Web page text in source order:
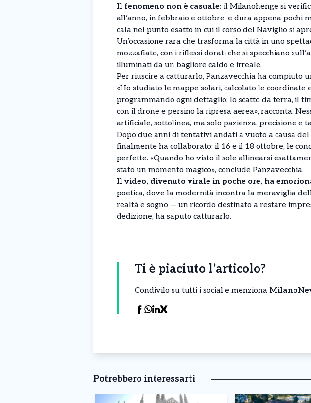
Il fenomeno non è casuale: il Milanohenge si
all’anno, in febbraio e ottobre, e dura appena pochi
cala nel punto esatto in cui il corso del Naviglio si
Un’occasione rara che trasforma la città in uno
mozzafiato, con i riflessi dorati che si specchiano
illuminati da un bagliore caldo e irreale.
Per riuscire a catturarlo, Panzavecchia ha compiuto
«Ho studiato le mappe solari, calcolato le coordinate
programmando ogni dettaglio: lo scatto da terra, il
con il drone e persino la ripresa aerea», racconta.
artificiale, sottolinea, ma solo pazienza, precisione e
Dopo due anni di tentativi andati a vuoto a causa
finalmente ha collaborato: il 16 e il 18 ottobre, le
perfette. «Quando ho visto il sole allinearsi
stato un momento magico», conclude Panzavecchia.
Il video, divenuto virale in poche ore, ha
poetica, dove la modernità incontra la meraviglia
realtà e sogno — un ricordo destinato a restare
dedizione, ha saputo catturarlo.
Ti è piaciuto l’articolo?
Condivilo su tutti i social e menziona
Potrebbero interessarti